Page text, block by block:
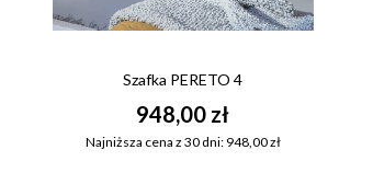
Szafka PERETO 4
948,00 zł
Najniższa cena z 30 dni: 948,00 zł